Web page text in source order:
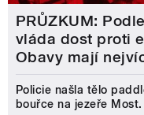
PRŮZKUM:
vláda dost proti
Obavy mají
Policie našla tělo
bouřce na jezeře